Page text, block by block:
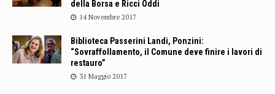
della Borsa e Ricci Oddi
14 Novembre 2017
Biblioteca Passerini Landi, Ponzini:
“Sovraffollamento, il Comune deve finire i lavori di
restauro”
31 Maggio 2017